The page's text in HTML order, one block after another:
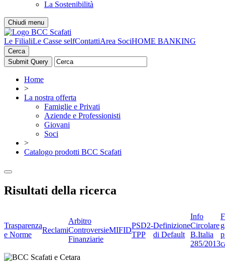
La Sostenibilità
Chiudi menu
Le FilialiLe Casse selfContattiArea SociHOME BANKING
Cerca
Home
>
La nostra offerta
Famiglie e Privati
Aziende e Professionisti
Giovani
Soci
>
Catalogo prodotti BCC Scafati
Risultati della ricerca
Trasparenza
e Norme
Reclami
Arbitro
Controversie
Finanziarie
MIFID
PSD2-
TPP
Definizione
di Default
Info
Circolare
B.Italia
285/2013